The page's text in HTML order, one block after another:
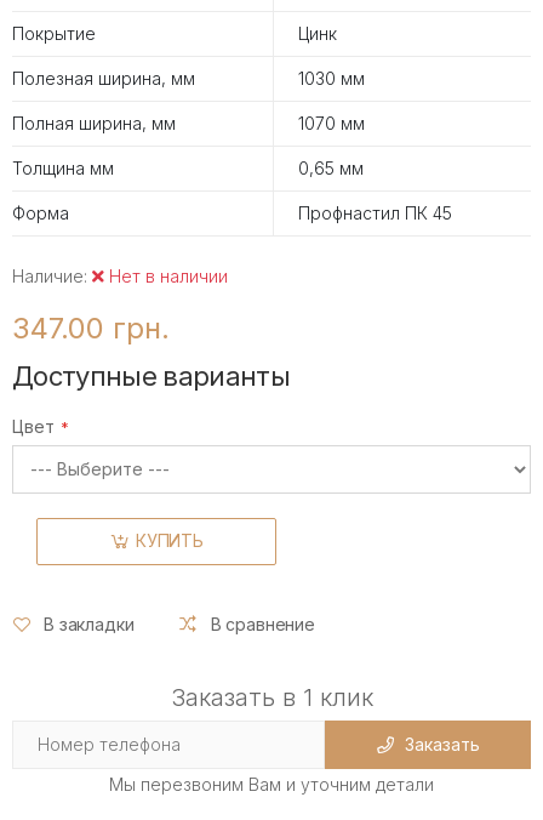
Покрытие Цинк
Полезная ширина, мм 1030 мм
Полная ширина, мм 1070 мм
Толщина мм 0,65 мм
Форма Профнастил ПК 45
Наличие: Нет в наличии
347.00 грн.
Доступные варианты
Цвет
КУПИТЬ
В закладки В сравнение
Заказать в 1 клик
Заказать
Мы перезвоним Вам и уточним детали